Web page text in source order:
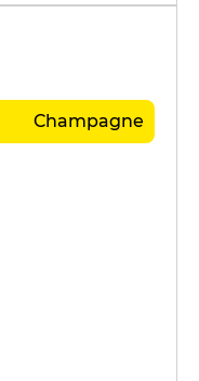
Champagne